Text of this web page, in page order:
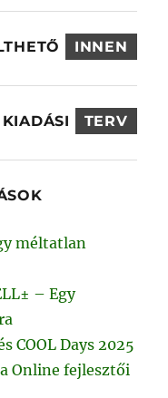
INNEN
KIADÁSI TERV
méltatlan
– Egy
COOL Days 2025
Online fejlesztői